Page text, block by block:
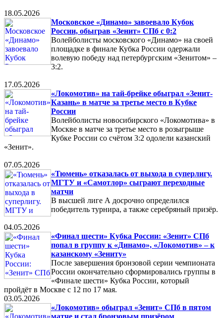
18.05.2026
Московское «Динамо» завоевало Кубок
России, обыграв «Зенит» СПб с 0:2
Волейболисты московского «Динамо» на своей
площадке в финале Кубка России одержали
волевую победу над петербургским «Зенитом» –
3:2.
17.05.2026
«Локомотив» на тай-брейке обыграл «Зенит-
Казань» в матче за третье место в Кубке
России
Волейболисты новосибирского «Локомотива» в
Москве в матче за третье место в розыгрыше
Кубке России со счётом 3:2 одолели казанский
«Зенит».
07.05.2026
«Тюмень» отказалась от выхода в суперлигу.
МГТУ и «Самотлор» сыграют переходные
матчи
В высшей лиге А досрочно определился
победитель турнира, а также серебряный призёр.
04.05.2026
«Финал шести» Кубка России: «Зенит» СПб
попал в группу к «Динамо», «Локомотив» – к
казанскому «Зениту»
После завершения бронзовой серии чемпионата
России окончательно сформировались группы в
«Финале шести» Кубка России, который
пройдёт в Москве с 12 по 17 мая.
03.05.2026
«Локомотив» обыграл «Зенит» СПб в пятом
матче и стал бронзовым призёром